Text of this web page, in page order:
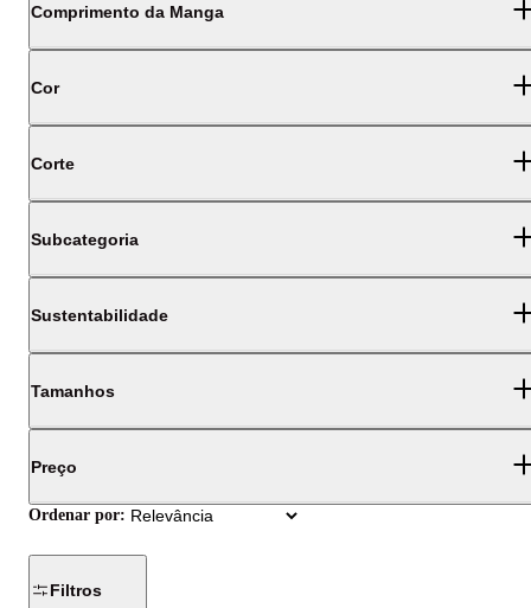
Comprimento da Manga
Cor
Corte
Subcategoria
Sustentabilidade
Tamanhos
Preço
Ordenar por:
Filtros